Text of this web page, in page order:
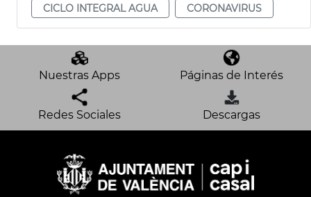
CICLO INTEGRAL AGUA
CORONAVIRUS
Nuestras Apps Páginas de Interés
Redes Sociales Descargas